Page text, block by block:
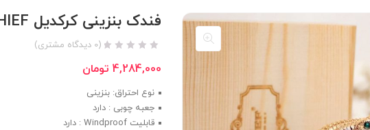
فندک بنزینی کرکدیل CHIEF (جعبه چوبی)
(
0 دیدگاه مشتری)
4,284,000 تومان
نوع احتراق: بنزینی
جعبه چوبی : دارد
قابلیت Windproof : دارد